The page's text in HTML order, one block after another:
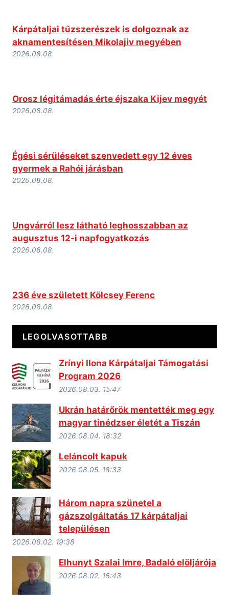
Kárpátaljai tűzszerészek is dolgoznak az
aknamentesítésen Mikolajiv megyében
2026.08.08.
Orosz légitámadás érte éjszaka Kijev megyét
2026.08.08.
Égési sérüléseket szenvedett egy 12 éves
gyermek a Rahói járásban
2026.08.08.
Ungvárról lesz látható leghosszabban az
augusztus 12-i napfogyatkozás
2026.08.08.
236 éve született Kölcsey Ferenc
2026.08.08.
LEGOLVASOTTABB
Zrínyi Ilona Kárpátaljai Támogatási
Program 2026
2026.08.03. 15:47
Ukrán határőrök mentették meg egy
magyar tinédzser életét a Tiszán
2026.08.04. 18:32
Leláncolt kapuk
2026.08.05. 18:33
Három napra szünetel a
gázszolgáltatás 17 kárpátaljai
településen
2026.08.02. 19:38
Elhunyt Szalai Imre, Badaló elöljárója
2026.08.02. 16:43